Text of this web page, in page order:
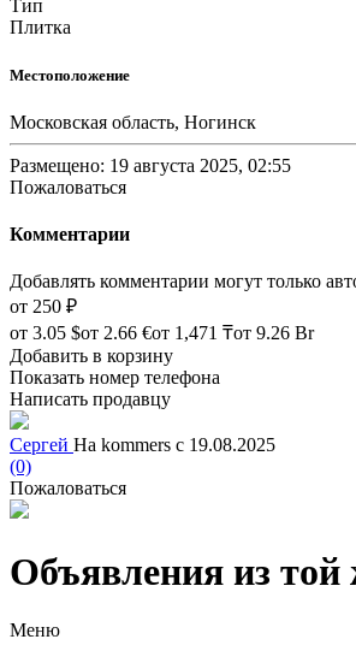
Тип
Плитка
Местоположение
Московская область, Ногинск
Размещено: 19 августа 2025, 02:55
Пожаловаться
Комментарии
Добавлять комментарии могут только
от 250 ₽
от 3.05 $от 2.66 €от 1,471 ₸от 9.26 Br
Добавить в корзину
Показать номер телефона
Написать продавцу
Сергей На kommers с 19.08.2025
(0)
Пожаловаться
Объявления из той
Меню